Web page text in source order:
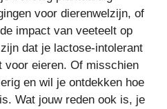
voor dierenwelzijn, of
impact van veeteelt op
dat je lactose-intolerant
voor eieren. Of misschien
en wil je ontdekken hoe
Wat jouw reden ook is, je